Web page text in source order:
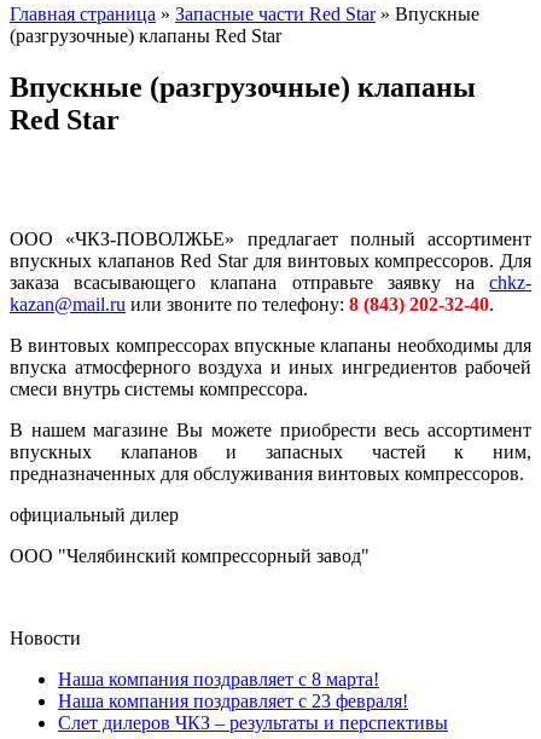
Главная страница » Запасные части Red Star» Впускные
(разгрузочные) клапаны Red Star
Впускные (разгрузочные) клапаны
Red Star
ООО «ЧКЗ-ПОВОЛЖЬЕ» предлагает полный ассортимент
впускных клапанов Red Star для винтовых компрессоров. Для
заказа всасывающего клапана отправьте заявку на chkz-
kazan@mail.ru или звоните по телефону: 8 (843) 202-32-40.
В винтовых компрессорах впускные клапаны необходимы для
впуска атмосферного воздуха и иных ингредиентов рабочей
смеси внутрь системы компрессора.
В нашем магазине Вы можете приобрести весь ассортимент
впускных клапанов и запасных частей к ним,
предназначенных для обслуживания винтовых компрессоров.
официальный дилер
ООО "Челябинский компрессорный завод"
Новости
Наша компания поздравляет с 8 марта!
Наша компания поздравляет с 23 февраля!
Слет дилеров ЧКЗ – результаты и перспективы